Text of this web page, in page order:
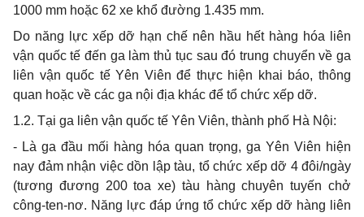
1000 mm hoặc 62 xe khổ đường 1.435 mm.
Do năng lực xếp dỡ hạn chế nên hầu hết hàng hóa liên
vận quốc tế đến ga làm thủ tục sau đó trung chuyển về ga
liên vận quốc tế Yên Viên để thực hiện khai báo, thông
quan hoặc về các ga nội địa khác để tổ chức xếp dỡ.
1.2. Tại ga liên vận quốc tế Yên Viên, thành phố Hà Nội:
- Là ga đầu mối hàng hóa quan trọng, ga Yên Viên hiện
nay đảm nhận việc dồn lập tàu, tổ chức xếp dỡ 4 đôi/ngày
(tương đương 200 toa xe) tàu hàng chuyên tuyến chở
công-ten-nơ. Năng lực đáp ứng tổ chức xếp dỡ hàng liên